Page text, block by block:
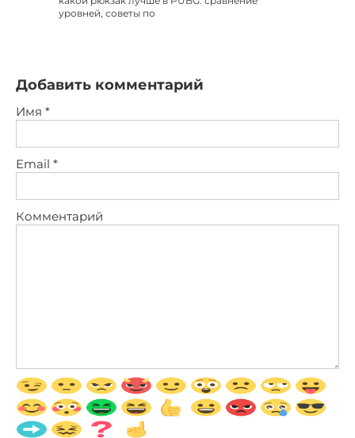
уровней, советы по
Добавить комментарий
Имя *
Email *
Комментарий